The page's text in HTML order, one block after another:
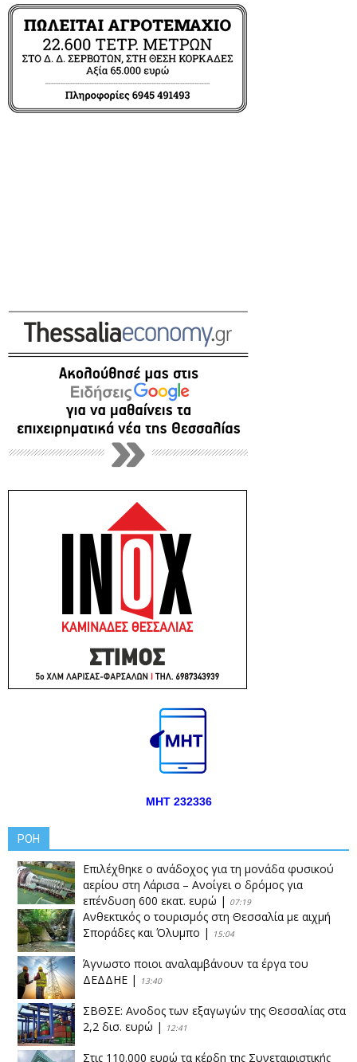
ΜΗΤ 232336
ΡΟΗ
Επιλέχθηκε ο ανάδοχος για τη μονάδα φυσικού
αερίου στη Λάρισα – Ανοίγει ο δρόμος για
επένδυση 600 εκατ. ευρώ | 07:19
Ανθεκτικός ο τουρισμός στη Θεσσαλία με αιχμή
Σποράδες και Όλυμπο | 15:04
Άγνωστο ποιοι αναλαμβάνουν τα έργα του
ΔΕΔΔΗΕ | 13:40
ΣΒΘΣΕ: Aνοδος των εξαγωγών της Θεσσαλίας στα
2,2 δισ. ευρώ | 12:41
Στις 110.000 ευρώ τα κέρδη της Συνεταιριστικής